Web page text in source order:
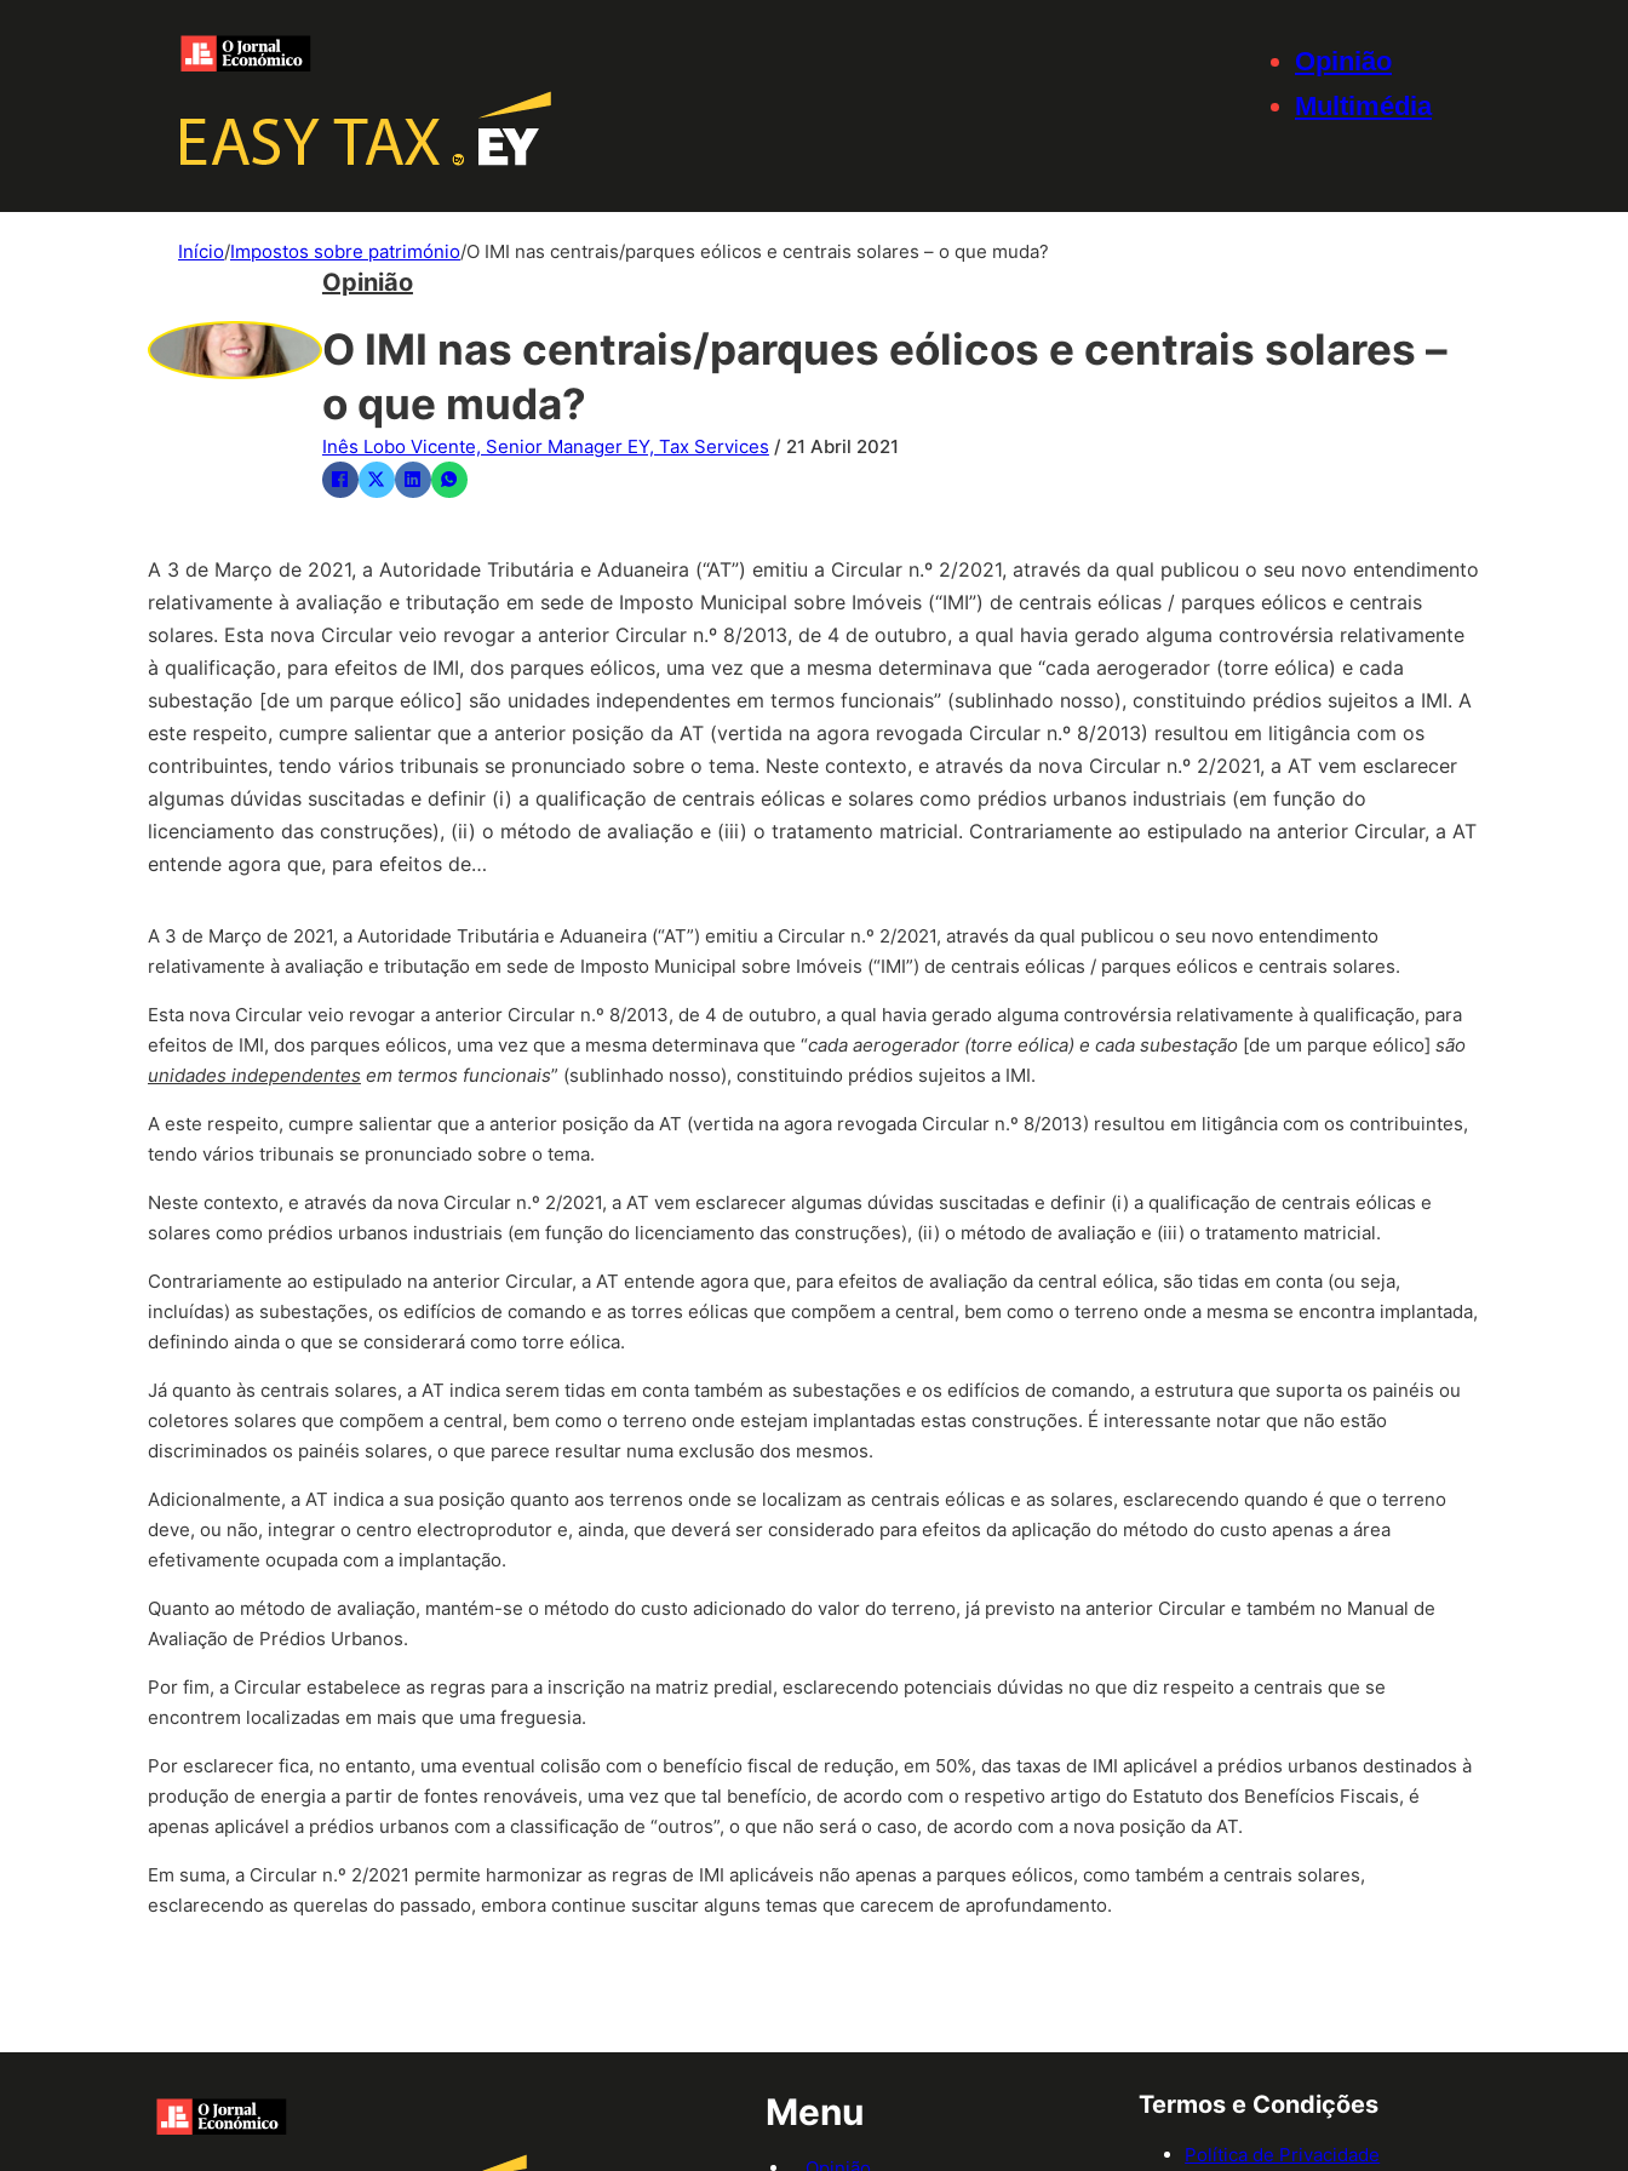
Opinião
Multimédia
Início/Impostos sobre património/O IMI nas centrais/parques eólicos e centrais solares – o que muda?
Opinião
O IMI nas centrais/parques eólicos e centrais solares –
o que muda?
Inês Lobo Vicente, Senior Manager EY, Tax Services / 21 Abril 2021
A 3 de Março de 2021, a Autoridade Tributária e Aduaneira (“AT”) emitiu a Circular n.º 2/2021, através da qual publicou o seu novo entendimento
relativamente à avaliação e tributação em sede de Imposto Municipal sobre Imóveis (“IMI”) de centrais eólicas / parques eólicos e centrais
solares. Esta nova Circular veio revogar a anterior Circular n.º 8/2013, de 4 de outubro, a qual havia gerado alguma controvérsia relativamente
à qualificação, para efeitos de IMI, dos parques eólicos, uma vez que a mesma determinava que “cada aerogerador (torre eólica) e cada
subestação [de um parque eólico] são unidades independentes em termos funcionais” (sublinhado nosso), constituindo prédios sujeitos a IMI. A
este respeito, cumpre salientar que a anterior posição da AT (vertida na agora revogada Circular n.º 8/2013) resultou em litigância com os
contribuintes, tendo vários tribunais se pronunciado sobre o tema. Neste contexto, e através da nova Circular n.º 2/2021, a AT vem esclarecer
algumas dúvidas suscitadas e definir (i) a qualificação de centrais eólicas e solares como prédios urbanos industriais (em função do
licenciamento das construções), (ii) o método de avaliação e (iii) o tratamento matricial. Contrariamente ao estipulado na anterior Circular, a AT
entende agora que, para efeitos de…
A 3 de Março de 2021, a Autoridade Tributária e Aduaneira (“AT”) emitiu a Circular n.º 2/2021, através da qual publicou o seu novo entendimento
relativamente à avaliação e tributação em sede de Imposto Municipal sobre Imóveis (“IMI”) de centrais eólicas / parques eólicos e centrais solares.
Esta nova Circular veio revogar a anterior Circular n.º 8/2013, de 4 de outubro, a qual havia gerado alguma controvérsia relativamente à qualificação, para
efeitos de IMI, dos parques eólicos, uma vez que a mesma determinava que “cada aerogerador (torre eólica) e cada subestação [de um parque eólico] são
unidades independentes em termos funcionais” (sublinhado nosso), constituindo prédios sujeitos a IMI.
A este respeito, cumpre salientar que a anterior posição da AT (vertida na agora revogada Circular n.º 8/2013) resultou em litigância com os contribuintes,
tendo vários tribunais se pronunciado sobre o tema.
Neste contexto, e através da nova Circular n.º 2/2021, a AT vem esclarecer algumas dúvidas suscitadas e definir (i) a qualificação de centrais eólicas e
solares como prédios urbanos industriais (em função do licenciamento das construções), (ii) o método de avaliação e (iii) o tratamento matricial.
Contrariamente ao estipulado na anterior Circular, a AT entende agora que, para efeitos de avaliação da central eólica, são tidas em conta (ou seja,
incluídas) as subestações, os edifícios de comando e as torres eólicas que compõem a central, bem como o terreno onde a mesma se encontra implantada,
definindo ainda o que se considerará como torre eólica.
Já quanto às centrais solares, a AT indica serem tidas em conta também as subestações e os edifícios de comando, a estrutura que suporta os painéis ou
coletores solares que compõem a central, bem como o terreno onde estejam implantadas estas construções. É interessante notar que não estão
discriminados os painéis solares, o que parece resultar numa exclusão dos mesmos.
Adicionalmente, a AT indica a sua posição quanto aos terrenos onde se localizam as centrais eólicas e as solares, esclarecendo quando é que o terreno
deve, ou não, integrar o centro electroprodutor e, ainda, que deverá ser considerado para efeitos da aplicação do método do custo apenas a área
efetivamente ocupada com a implantação.
Quanto ao método de avaliação, mantém-se o método do custo adicionado do valor do terreno, já previsto na anterior Circular e também no Manual de
Avaliação de Prédios Urbanos.
Por fim, a Circular estabelece as regras para a inscrição na matriz predial, esclarecendo potenciais dúvidas no que diz respeito a centrais que se
encontrem localizadas em mais que uma freguesia.
Por esclarecer fica, no entanto, uma eventual colisão com o benefício fiscal de redução, em 50%, das taxas de IMI aplicável a prédios urbanos destinados à
produção de energia a partir de fontes renováveis, uma vez que tal benefício, de acordo com o respetivo artigo do Estatuto dos Benefícios Fiscais, é
apenas aplicável a prédios urbanos com a classificação de “outros”, o que não será o caso, de acordo com a nova posição da AT.
Em suma, a Circular n.º 2/2021 permite harmonizar as regras de IMI aplicáveis não apenas a parques eólicos, como também a centrais solares,
esclarecendo as querelas do passado, embora continue suscitar alguns temas que carecem de aprofundamento.
Menu Termos e Condições
Política de Privacidade